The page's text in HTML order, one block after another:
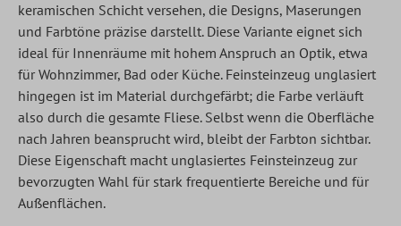
keramischen Schicht versehen, die Designs, Maserungen
und Farbtöne präzise darstellt. Diese Variante eignet sich
ideal für Innenräume mit hohem Anspruch an Optik, etwa
für Wohnzimmer, Bad oder Küche. Feinsteinzeug unglasiert
hingegen ist im Material durchgefärbt; die Farbe verläuft
also durch die gesamte Fliese. Selbst wenn die Oberfläche
nach Jahren beansprucht wird, bleibt der Farbton sichtbar.
Diese Eigenschaft macht unglasiertes Feinsteinzeug zur
bevorzugten Wahl für stark frequentierte Bereiche und für
Außenflächen.